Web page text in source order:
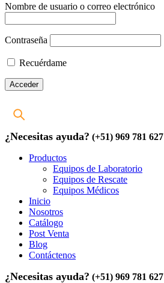
Nombre de usuario o correo electrónico
Contraseña
Recuérdame
¿Necesitas ayuda? (+51) 969 781 627
Productos
Equipos de Laboratorio
Equipos de Rescate
Equipos Médicos
Inicio
Nosotros
Catálogo
Post Venta
Blog
Contáctenos
¿Necesitas ayuda? (+51) 969 781 627